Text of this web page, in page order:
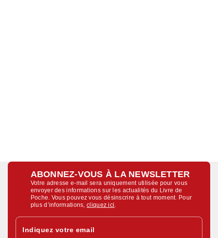
ABONNEZ-VOUS À LA NEWSLETTER
Votre adresse e-mail sera uniquement utilisée pour vous
envoyer des informations sur les actualités du Livre de
Poche. Vous pouvez vous désinscrire à tout moment. Pour
plus d’informations,cliquez ici.
Indiquez votre email